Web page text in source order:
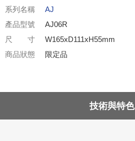
系列名稱
AJ
產品型號
AJ06R
尺 寸
W165xD111xH55mm
商品狀態
限定品
技術與特色